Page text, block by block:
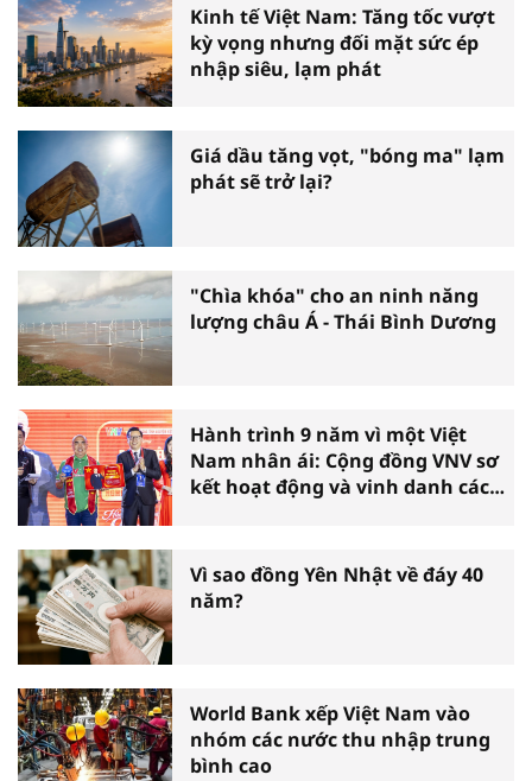
Kinh tế Việt Nam: Tăng tốc vượt
kỳ vọng nhưng đối mặt sức ép
nhập siêu, lạm phát
Giá dầu tăng vọt, "bóng ma" lạm
phát sẽ trở lại?
"Chìa khóa" cho an ninh năng
lượng châu Á - Thái Bình Dương
Hành trình 9 năm vì một Việt
Nam nhân ái: Cộng đồng VNV sơ
kết hoạt động và vinh danh các
Vì sao đồng Yên Nhật về đáy 40
năm?
World Bank xếp Việt Nam vào
nhóm các nước thu nhập trung
bình cao